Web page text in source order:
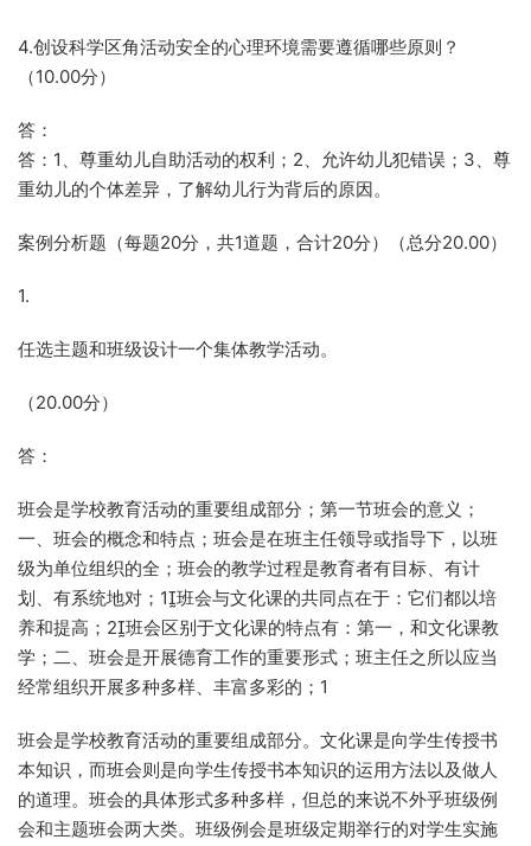
4.创设科学区角活动安全的心理环境需要遵循哪些原则？
（10.00分）
答：
答：1、尊重幼儿自助活动的权利；2、允许幼儿犯错误；3、尊
重幼儿的个体差异，了解幼儿行为背后的原因。
案例分析题（每题20分，共1道题，合计20分）（总分20.00）
1.
任选主题和班级设计一个集体教学活动。
（20.00分）
答：
班会是学校教育活动的重要组成部分；第一节班会的意义；
一、班会的概念和特点；班会是在班主任领导或指导下，以班
级为单位组织的全；班会的教学过程是教育者有目标、有计
划、有系统地对；1班会与文化课的共同点在于：它们都以培
养和提高；2班会区别于文化课的特点有：第一，和文化课教
学；二、班会是开展德育工作的重要形式；班主任之所以应当
经常组织开展多种多样、丰富多彩的；1
班会是学校教育活动的重要组成部分。文化课是向学生传授书
本知识，而班会则是向学生传授书本知识的运用方法以及做人
的道理。班会的具体形式多种多样，但总的来说不外乎班级例
会和主题班会两大类。班级例会是班级定期举行的对学生实施